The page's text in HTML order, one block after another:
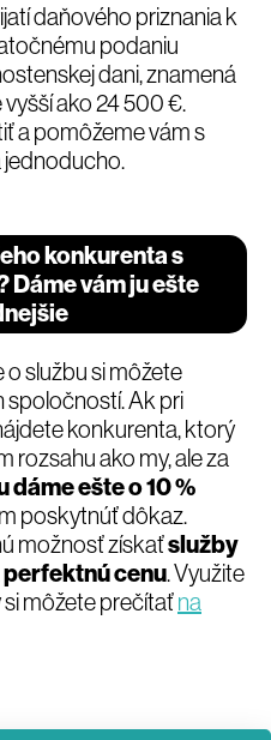
daňového priznania k
podaniu
dani, znamená
ako 24 500 €.
a pomôžeme vám s
konkurenta s
Dáme vám ju ešte
o službu si môžete
Ak pri
konkurenta, ktorý
rozsahu ako my, ale za
dáme ešte o 10 %
poskytnúť dôkaz.
možnosť získaťslužby
cenu. Využite
môžete prečítaťna